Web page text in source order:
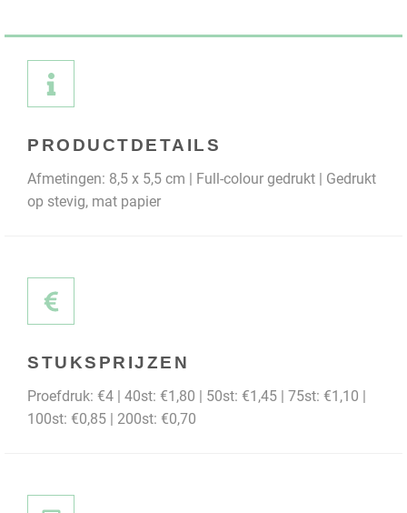
PRODUCTDETAILS
Afmetingen: 8,5 x 5,5 cm | Full-colour gedrukt | Gedrukt
op stevig, mat papier
STUKSPRIJZEN
Proefdruk: €4 | 40st: €1,80 | 50st: €1,45 | 75st: €1,10 |
100st: €0,85 | 200st: €0,70